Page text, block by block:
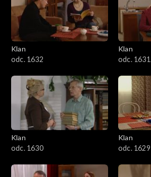
Klan
odc. 1632
Klan
odc. 1631
Klan
odc. 1630
Klan
odc. 1629